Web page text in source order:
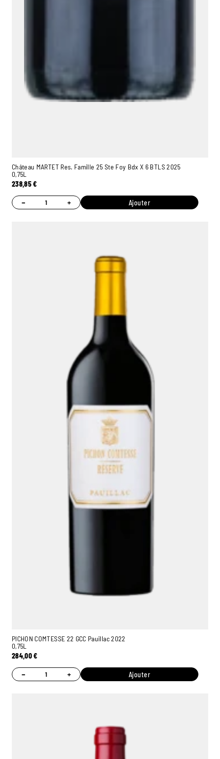
Château MARTET Res. Famille 25 Ste Foy Bdx X 6 BTLS 2025
0,75L
238,85€
− + Ajouter
PICHON COMTESSE 22 GCC Pauillac 2022
0,75L
284,00€
− + Ajouter